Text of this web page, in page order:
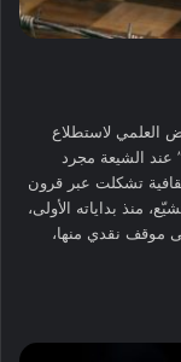
لاستطلاع
عند الشيعة مجرد
تشكلت عبر قرون
منذ بداياته الأولى،
موقف نقدي منها،